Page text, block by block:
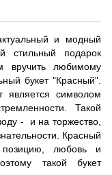
и модный
стильный подарок
вручить любимому
букет "Красный".
является символом
Такой
- и на торжество,
Красный
позицию, любовь и
такой букет